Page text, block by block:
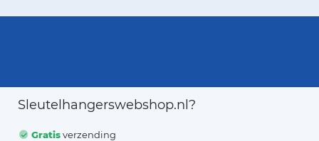
Sleutelhangerswebshop.nl?
Gratisverzending